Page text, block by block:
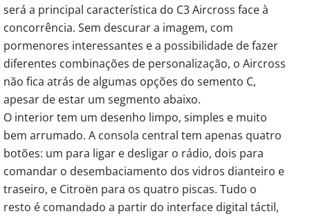
será a principal característica do C3 Aircross face à
concorrência. Sem descurar a imagem, com
pormenores interessantes e a possibilidade de fazer
diferentes combinações de personalização, o Aircross
não fica atrás de algumas opções do semento C,
apesar de estar um segmento abaixo.
O interior tem um desenho limpo, simples e muito
bem arrumado. A consola central tem apenas quatro
botões: um para ligar e desligar o rádio, dois para
comandar o desembaciamento dos vidros dianteiro e
traseiro, e Citroën para os quatro piscas. Tudo o
resto é comandado a partir do interface digital táctil,